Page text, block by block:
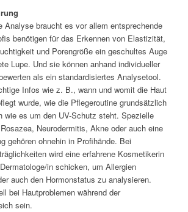
Analyse braucht es vor allem entsprechende
benötigen für das Erkennen von Elastizität,
und Porengröße ein geschultes Auge
Lupe. Und sie können anhand individueller
als ein standardisiertes Analysetool.
Infos wie z. B., wann und womit die Haut
wurde, wie die Pflegeroutine grundsätzlich
wie es um den UV-Schutz steht. Spezielle
Neurodermitis, Akne oder auch eine
gehören ohnehin in Profihände. Bei
wird eine erfahrene Kosmetikerin
in schicken, um Allergien
auch den Hormonstatus zu analysieren.
bei Hautproblemen während der
sein.